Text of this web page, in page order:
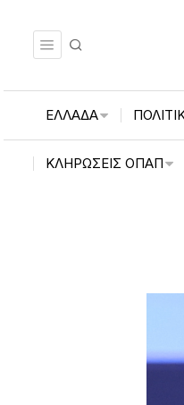
ΕΛΛΑΔΑ
ΚΛΗΡΏΣΕΙΣ ΟΠΑΠ